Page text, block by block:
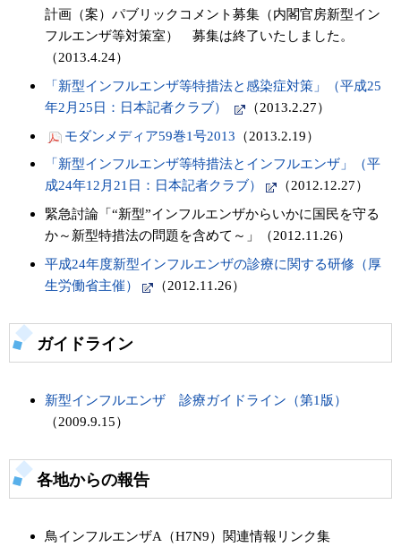
計画（案）パブリックコメント募集（内閣官房新型イン
フルエンザ等対策室） 募集は終了いたしました。
（2013.4.24）
「新型インフルエンザ等特措法と感染症対策」（平成25
年2月25日：日本記者クラブ）
（2013.2.27）
モダンメディア59巻1号2013 （2013.2.19）
「新型インフルエンザ等特措法とインフルエンザ」（平
成24年12月21日：日本記者クラブ）
（2012.12.27）
緊急討論「“新型”インフルエンザからいかに国民を守る
か～新型特措法の問題を含めて～」（2012.11.26）
平成24年度新型インフルエンザの診療に関する研修（厚
生労働省主催）
（2012.11.26）
ガイドライン
新型インフルエンザ 診療ガイドライン（第1版）
（2009.9.15）
各地からの報告
鳥インフルエンザA（H7N9）関連情報リンク集